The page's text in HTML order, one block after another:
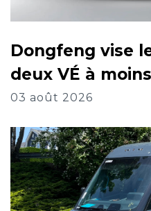
Dongfeng vise
deux VÉ à
03 août 2026